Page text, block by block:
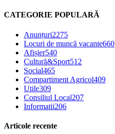
CATEGORIE POPULARĂ
Anunțuri2275
Locuri de muncă vacante660
Afișier540
Cultură&Sport512
Social465
Compartiment Agricol409
Utile309
Consiliul Local207
Informatii206
Articole recente